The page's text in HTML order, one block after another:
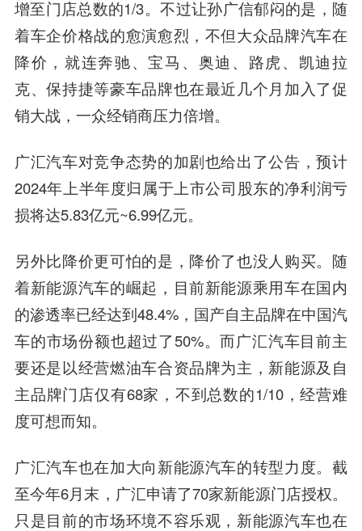
增至门店总数的1/3。不过让孙广信郁闷的是，随
着车企价格战的愈演愈烈，不但大众品牌汽车在
降价，就连奔驰、宝马、奥迪、路虎、凯迪拉
克、保持捷等豪车品牌也在最近几个月加入了促
销大战，一众经销商压力倍增。
广汇汽车对竞争态势的加剧也给出了公告，预计
2024年上半年度归属于上市公司股东的净利润亏
损将达5.83亿元~6.99亿元。
另外比降价更可怕的是，降价了也没人购买。随
着新能源汽车的崛起，目前新能源乘用车在国内
的渗透率已经达到48.4%，国产自主品牌在中国汽
车的市场份额也超过了50%。而广汇汽车目前主
要还是以经营燃油车合资品牌为主，新能源及自
主品牌门店仅有68家，不到总数的1/10，经营难
度可想而知。
广汇汽车也在加大向新能源汽车的转型力度。截
至今年6月末，广汇申请了70家新能源门店授权。
只是目前的市场环境不容乐观，新能源汽车也在